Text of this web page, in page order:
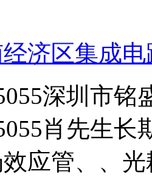
济区集成
深圳市
肖先生
应管、、